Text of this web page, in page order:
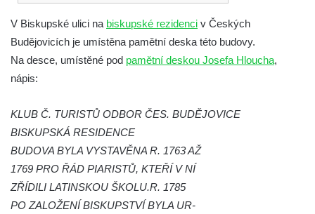
Socha Koroun bezzubý v ZOO Hluboká
Socha Mamut srstnatý v ZOO Hluboká
Socha Vydry si hrají v ZOO Hluboká
Socha Přátelství v ZOO Hluboká
Socha Matka příroda v ZOO Hluboká
V Biskupské ulici na biskupské rezidenci v Českých
Budějovicích je umístěna pamětní deska této budovy.
Na desce, umístěné pod pamětní deskou Josefa Hloucha,
nápis:
KLUB Č. TURISTŮ ODBOR ČES. BUDĚJOVICE
BISKUPSKÁ RESIDENCE
BUDOVA BYLA VYSTAVĚNA R. 1763 AŽ
1769 PRO ŘÁD PIARISTŮ, KTEŘÍ V NÍ
ZŘÍDILI LATINSKOU ŠKOLU.R. 1785
PO ZALOŽENÍ BISKUPSTVÍ BYLA UR-